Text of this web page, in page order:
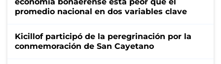
promedio nacional en dos variables clave
Kicillof participó de la peregrinación por la
conmemoración de San Cayetano